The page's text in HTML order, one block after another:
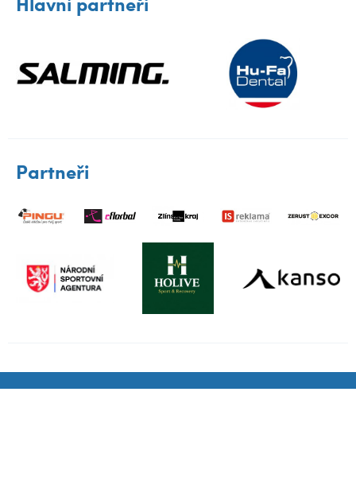
Partneři